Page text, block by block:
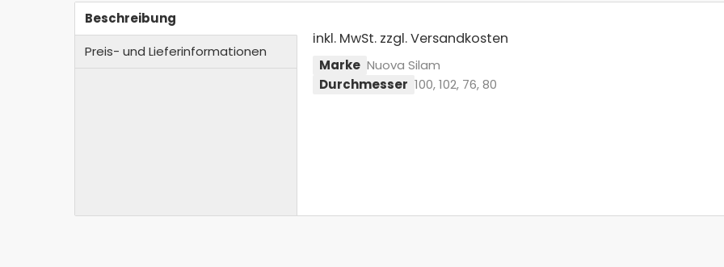
Beschreibung
Preis- und Lieferinformationen
inkl. MwSt. zzgl. Versandkosten
Nuova Silam
Marke
100, 102, 76, 80
Durchmesser